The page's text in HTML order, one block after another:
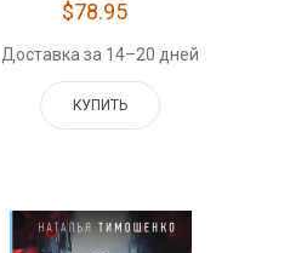
$78.95
Доставка за 14–20 дней
КУПИТЬ